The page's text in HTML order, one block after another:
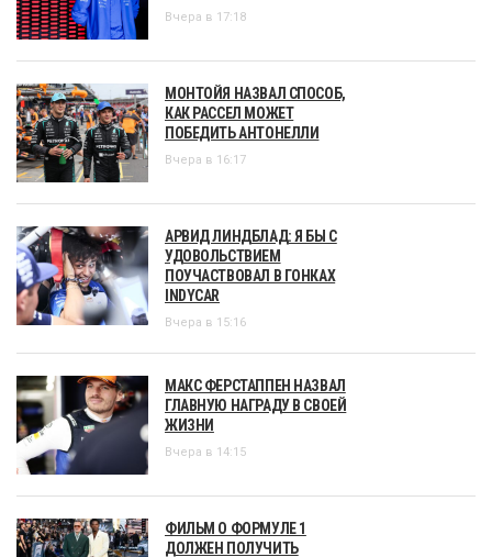
Вчера в 17:18
МОНТОЙЯ НАЗВАЛ СПОСОБ,
КАК РАССЕЛ МОЖЕТ
ПОБЕДИТЬ АНТОНЕЛЛИ
Вчера в 16:17
АРВИД ЛИНДБЛАД: Я БЫ С
УДОВОЛЬСТВИЕМ
ПОУЧАСТВОВАЛ В ГОНКАХ
INDYCAR
Вчера в 15:16
МАКС ФЕРСТАППЕН НАЗВАЛ
ГЛАВНУЮ НАГРАДУ В СВОЕЙ
ЖИЗНИ
Вчера в 14:15
ФИЛЬМ О ФОРМУЛЕ 1
ДОЛЖЕН ПОЛУЧИТЬ